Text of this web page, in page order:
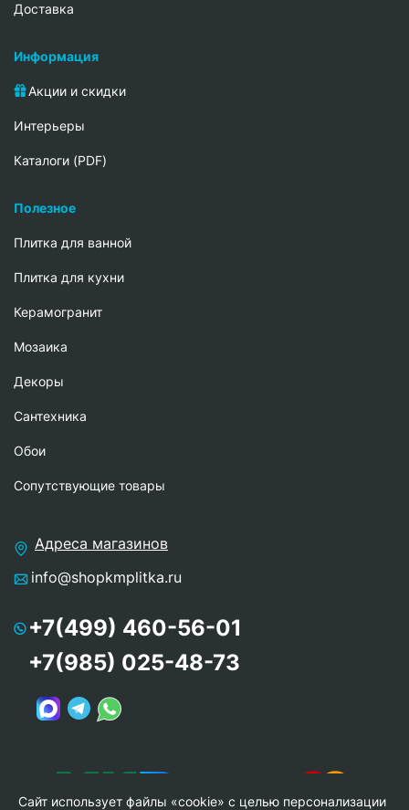
Доставка
Информация
Акции и скидки
Интерьеры
Каталоги (PDF)
Полезное
Плитка для ванной
Плитка для кухни
Керамогранит
Мозаика
Декоры
Сантехника
Обои
Сопутствующие товары
Адреса магазинов
info@shopkmplitka.ru
+7(499) 460-56-01
+7(985) 025-48-73
Сайт использует файлы «cookie» с целью персонализации